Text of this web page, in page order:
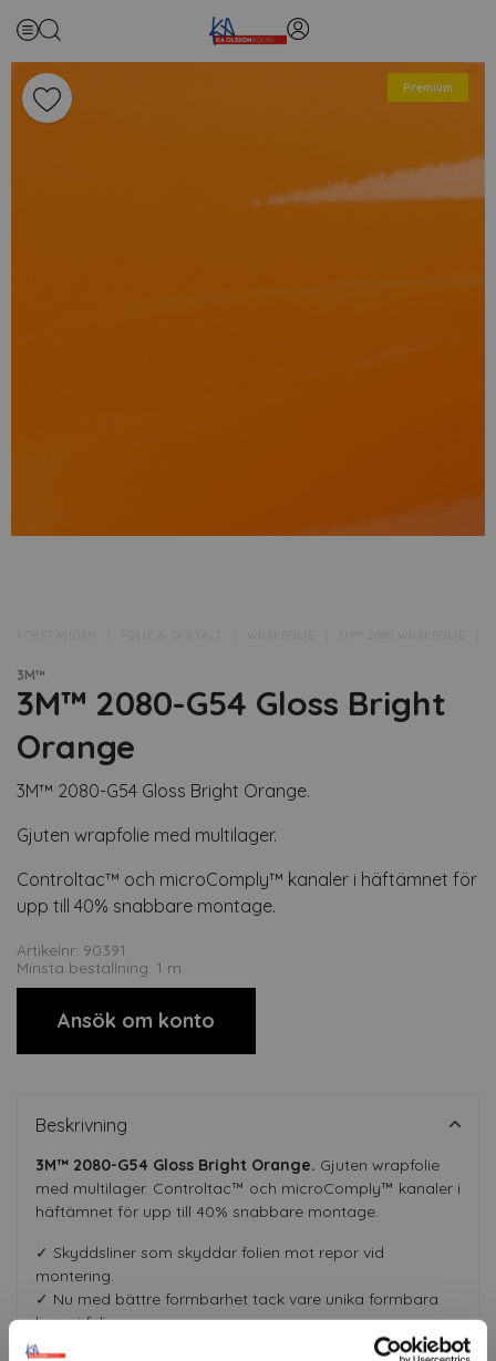
Premium
FÖRSTASIDAN FOLIE & DIGITALT 3M™ 2080 WRAPFOLIE
3M™
3M™ 2080-G54 Gloss Bright
Orange
3M™ 2080-G54 Gloss Bright Orange.
Gjuten wrapfolie med multilager.
Controltac™ och microComply™ kanaler i häftämnet för
upp till 40% snabbare montage.
Artikelnr: 90391
Minsta beställning: 1 m
Ansök om konto
Beskrivning
3M™ 2080-G54 Gloss Bright Orange. Gjuten wrapfolie
med multilager. Controltac™ och microComply™ kanaler i
häftämnet för upp till 40% snabbare montage.
✓ Skyddsliner som skyddar folien mot repor vid
montering.
✓ Nu med bättre formbarhet tack vare unika formbara
lager i folien.
✓ Upp till 8 års MCS-garanti.